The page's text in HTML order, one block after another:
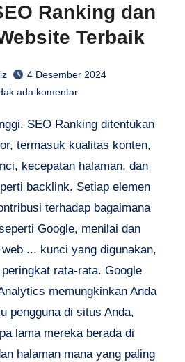
Ranking dan
Terbaik
4 Desember 2024
ada komentar
SEO Ranking ditentukan
termasuk kualitas konten,
kecepatan halaman, dan
backlink. Setiap elemen
terhadap bagaimana
Google, menilai dan
... kunci yang digunakan,
rata-rata. Google
memungkinkan Anda
pengguna di situs Anda,
lama mereka berada di
halaman mana yang paling